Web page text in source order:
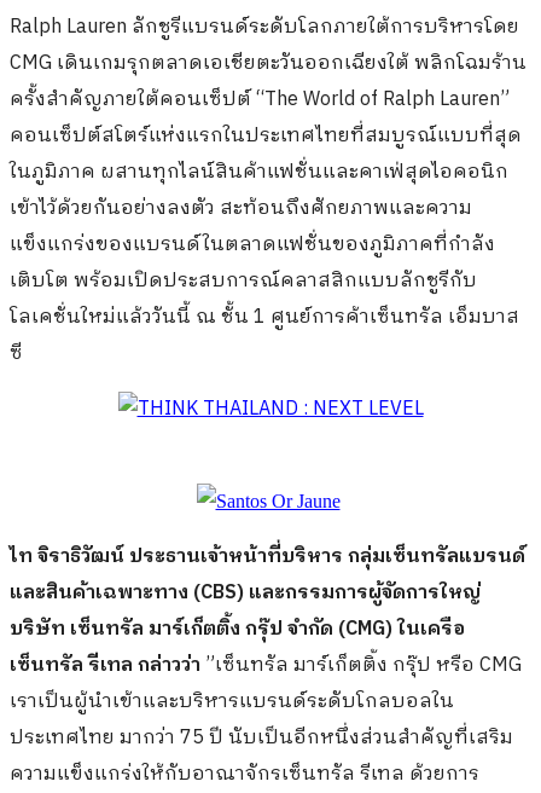
Ralph Lauren ลักชูรีแบรนด์ระดับโลกภายใต้การบริหารโดย
CMG เดินเกมรุกตลาดเอเชียตะวันออกเฉียงใต้ พลิกโฉมร้าน
ครั้งสำคัญภายใต้คอนเซ็ปต์ “The World of Ralph Lauren”
คอนเซ็ปต์สโตร์แห่งแรกในประเทศไทยที่สมบูรณ์แบบที่สุด
ในภูมิภาค ผสานทุกไลน์สินค้าแฟชั่นและคาเฟ่สุดไอคอนิก
เข้าไว้ด้วยกันอย่างลงตัว สะท้อนถึงศักยภาพและความ
แข็งแกร่งของแบรนด์ในตลาดแฟชั่นของภูมิภาคที่กำลัง
เติบโต พร้อมเปิดประสบการณ์คลาสสิกแบบลักชูรีกับ
โลเคชั่นใหม่แล้ววันนี้ ณ ชั้น 1 ศูนย์การค้าเซ็นทรัล เอ็มบาส
ซี
ไท จิราธิวัฒน์ ประธานเจ้าหน้าที่บริหาร กลุ่มเซ็นทรัลแบรนด์
และสินค้าเฉพาะทาง (CBS) และกรรมการผู้จัดการใหญ่
บริษัท เซ็นทรัล มาร์เก็ตติ้ง กรุ๊ป จำกัด (CMG) ในเครือ
เซ็นทรัล รีเทล กล่าวว่า ”เซ็นทรัล มาร์เก็ตติ้ง กรุ๊ป หรือ CMG
เราเป็นผู้นำเข้าและบริหารแบรนด์ระดับโกลบอลใน
ประเทศไทย มากว่า 75 ปี นับเป็นอีกหนึ่งส่วนสำคัญที่เสริม
ความแข็งแกร่งให้กับอาณาจักรเซ็นทรัล รีเทล ด้วยการ